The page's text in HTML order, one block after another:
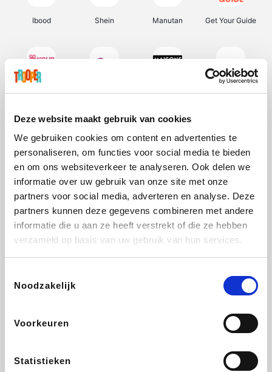
Deze website maakt gebruik van cookies
We gebruiken cookies om content en advertenties te
personaliseren, om functies voor social media te bieden
en om ons websiteverkeer te analyseren. Ook delen we
informatie over uw gebruik van onze site met onze
partners voor social media, adverteren en analyse. Deze
partners kunnen deze gegevens combineren met andere
informatie die u aan ze heeft verstrekt of die ze hebben
verzameld op basis van uw gebruik van hun services.
Noodzakelijk
Voorkeuren
Statistieken
Ibood Shein Manutan Get Your Guide
Weekendesk Sarenza Schiesser Interhome
Lufthansa
CheapTickets.be DeubaXXL